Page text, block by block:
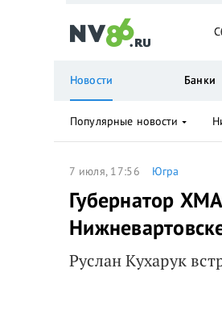
7 июля, 17:56 Югра
Губернатор
Руслан Кухарук
Новости Банки
Популярные новости